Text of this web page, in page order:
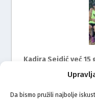
Da bismo pružili najbolje
Kadira Sejdić već